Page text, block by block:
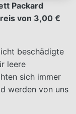
Packard
von 3,00 €
beschädigte
leere
sich immer
werden von uns